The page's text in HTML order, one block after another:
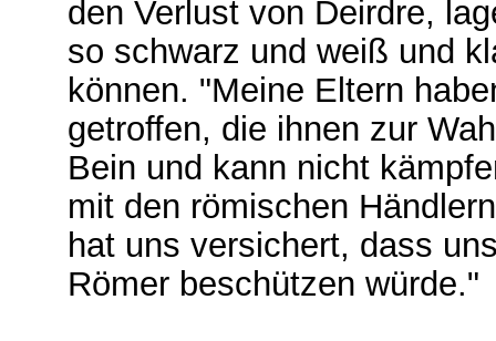
den Verlust von Deirdre,
so schwarz und weiß und
können. "Meine Eltern
getroffen, die ihnen zur
Bein und kann nicht
mit den römischen
hat uns versichert, dass
Römer beschützen würde."